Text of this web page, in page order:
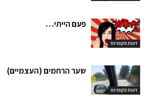
דעות מקומיות
פעם הייתי…
דעות מקומיות
שער הרחמים (העצמיים)